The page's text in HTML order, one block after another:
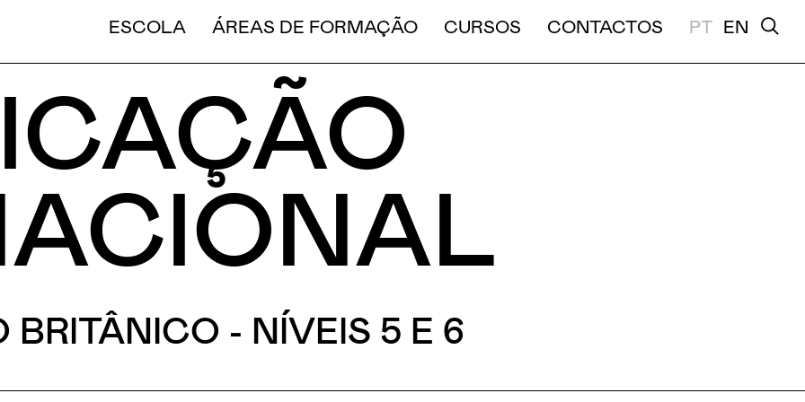
ESCOLA ÁREAS DE FORMAÇÃO CURSOS CONTACTOS PT EN
BRITÂNICO - NÍVEIS 5 E 6